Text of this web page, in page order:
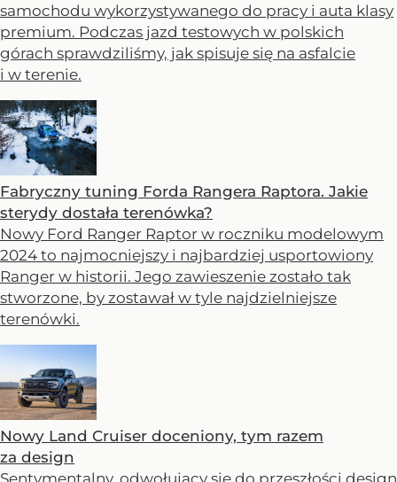
samochodu wykorzystywanego do pracy i auta klasy
premium. Podczas jazd testowych w polskich
górach sprawdziliśmy, jak spisuje się na asfalcie
i w terenie.
Fabryczny tuning Forda Rangera Raptora. Jakie
sterydy dostała terenówka?
Nowy Ford Ranger Raptor w roczniku modelowym
2024 to najmocniejszy i najbardziej usportowiony
Ranger w historii. Jego zawieszenie zostało tak
stworzone, by zostawał w tyle najdzielniejsze
terenówki.
Nowy Land Cruiser doceniony, tym razem
za design